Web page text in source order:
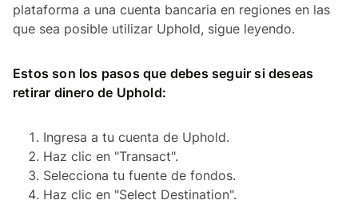
plataforma a una cuenta bancaria en regiones en las
que sea posible utilizar Uphold, sigue leyendo.
Estos son los pasos que debes seguir si deseas
retirar dinero de Uphold:
Ingresa a tu cuenta de Uphold.
Haz clic en "Transact".
Selecciona tu fuente de fondos.
Haz clic en "Select Destination".